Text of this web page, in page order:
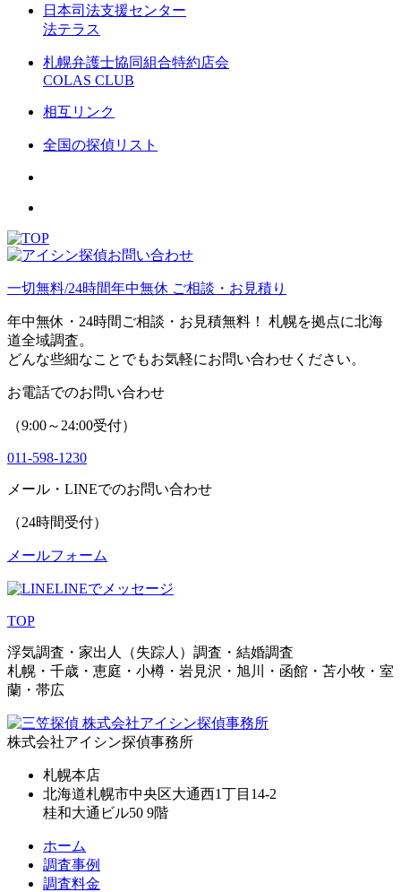
日本司法支援センター
法テラス
札幌弁護士協同組合特約店会
COLAS CLUB
相互リンク
全国の探偵リスト
一切無料/24時間年中無休 ご相談・お見積り
年中無休・24時間ご相談・お見積無料！
札幌を拠点に北海
道全域調査。
どんな些細なことでもお気軽にお問い合わせください。
お電話でのお問い合わせ
（9:00～24:00受付）
011-598-1230
メール・LINEでのお問い合わせ
（24時間受付）
メールフォーム
LINEでメッセージ
TOP
浮気調査・家出人（失踪人）調査・結婚調査
札幌・千歳・恵庭・小樽・岩見沢・旭川・函館・苫小牧・室
蘭・帯広
株式会社アイシン探偵事務所
株式会社アイシン探偵事務所
札幌本店
北海道札幌市中央区大通西1丁目14-2
桂和大通ビル50 9階
ホーム
調査事例
調査料金